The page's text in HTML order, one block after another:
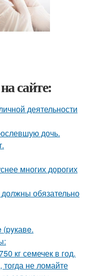
сайте:
деятельности
дочь.
многих дорогих
обязательно
кг семечек в год.
тогда не ломайте